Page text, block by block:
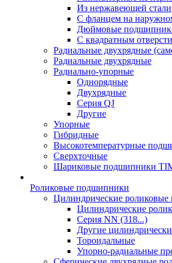
Из нержавеющей стали
С фланцем на
Дюймовые
С квадратным
Радиальные двухрядные
Радиальные двухрядные
Радиально-упорные
Однорядные
Двухрядные
Серия QJ
Другие
Упорные
Гибридные
Высокотемпературные
Сверхточные
Шариковые подшипники
Роликовые подшипники
Цилиндрические
Цилиндрические
Серия NN (318...)
Другие
Тороидальные
Упорно-радиальные